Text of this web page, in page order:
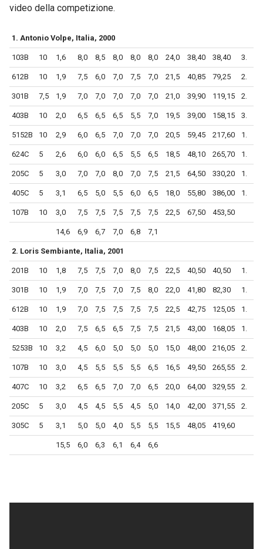
video della competizione.
1. Antonio Volpe, Italia, 2000
103B 10 1,6 8,0 8,5 8,0 8,0 8,0 24,0 38,40 38,40 3.
612B 10 1,9 7,5 6,0 7,0 7,5 7,0 21,5 40,85 79,25 2.
301B 7,5 1,9 7,0 7,0 7,0 7,0 7,0 21,0 39,90 119,15 2.
403B 10 2,0 6,5 6,5 6,5 5,5 7,0 19,5 39,00 158,15 3.
5152B 10 2,9 6,0 6,5 7,0 7,0 7,0 20,5 59,45 217,60 1.
624C 5 2,6 6,0 6,0 6,5 5,5 6,5 18,5 48,10 265,70 1.
205C 5 3,0 7,0 7,0 8,0 7,0 7,5 21,5 64,50 330,20 1.
405C 5 3,1 6,5 5,0 5,5 6,0 6,5 18,0 55,80 386,00 1.
107B 10 3,0 7,5 7,5 7,5 7,5 7,5 22,5 67,50 453,50
14,6 6,9 6,7 7,0 6,8 7,1
2. Loris Sembiante, Italia, 2001
201B 10 1,8 7,5 7,5 7,0 8,0 7,5 22,5 40,50 40,50 1.
301B 10 1,9 7,0 7,5 7,0 7,5 8,0 22,0 41,80 82,30 1.
612B 10 1,9 7,0 7,5 7,5 7,5 7,5 22,5 42,75 125,05 1.
403B 10 2,0 7,5 6,5 6,5 7,5 7,5 21,5 43,00 168,05 1.
5253B 10 3,2 4,5 6,0 5,0 5,0 5,0 15,0 48,00 216,05 2.
107B 10 3,0 4,5 5,5 5,5 5,5 6,5 16,5 49,50 265,55 2.
407C 10 3,2 6,5 6,5 7,0 7,0 6,5 20,0 64,00 329,55 2.
205C 5 3,0 4,5 4,5 5,5 4,5 5,0 14,0 42,00 371,55 2.
305C 5 3,1 5,0 5,0 4,0 5,5 5,5 15,5 48,05 419,60
15,5 6,0 6,3 6,1 6,4 6,6